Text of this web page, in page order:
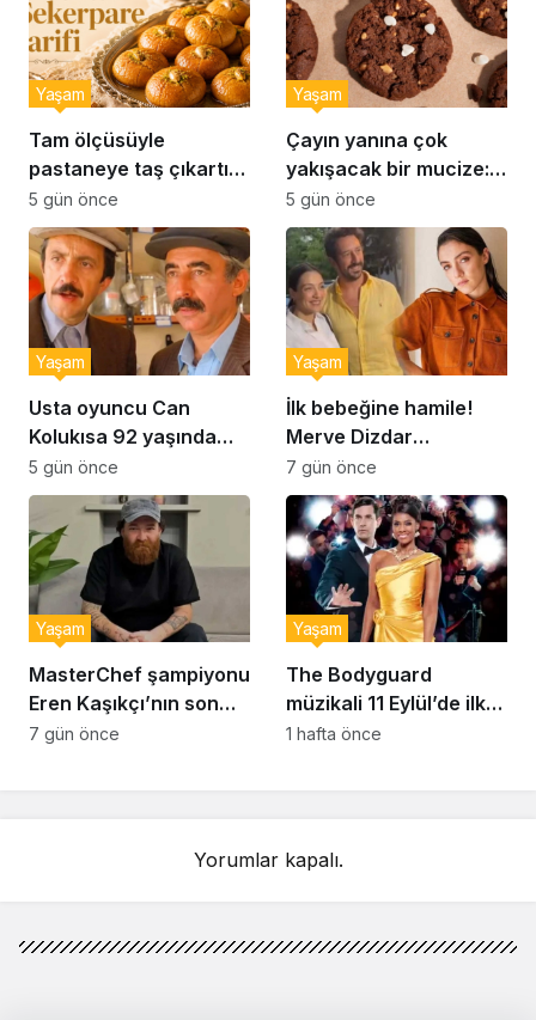
Tam ölçüsüyle
pastaneye taş çıkartır:
Şekerpare tarifi
Yaşam
5 gün önce
Çayın yanına çok
yakışacak bir mucize:
Brownie tadında ıslak
kurabiye tarifi…
Yaşam
5 gün önce
Usta oyuncu Can
Kolukısa 92 yaşında
hayatını kaybetti
Yaşam
5 gün önce
İlk bebeğine hamile!
Merve Dizdar
sessizliğini bozdu: ‘İsim
bulmak çok zor’
Yaşam
7 gün önce
MasterChef şampiyonu
Eren Kaşıkçı’nın son
anlarındaki kahreden
Yaşam
7 gün önce
The Bodyguard
müzikali 11 Eylül’de ilk
kez Türkiye’de
Yaşam
1 hafta önce
Yorumlar kapalı.